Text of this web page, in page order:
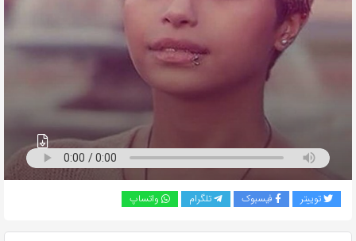
توییتر فیسبوک تلگرام واتساپ